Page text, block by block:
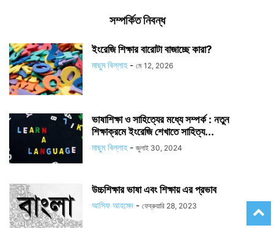
সম্পর্কিত নিবন্ধ
ইংরেজি শিক্ষার বারোটা বাজাচ্ছে কারা?
মাছুম বিল্লাহ - মে 12, 2026
ভাষাশিক্ষা ও সাহিত্যের মধ্যে সম্পর্ক : নতুন
শিক্ষাক্রমে ইংরেজি শেখাতে সাহিত্য...
মাছুম বিল্লাহ - জুলাই 30, 2024
উচ্চশিক্ষার ভাষা এবং শিক্ষায় এর প্রভাব
আসিফ আহমেদ - ফেব্রুয়ারি 28, 2023